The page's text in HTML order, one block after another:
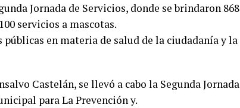
Jornada de Servicios, donde se brindaron 868
servicios a mascotas.
en materia de salud de la ciudadanía y la
Castelán, se llevó a cabo la Segunda Jornada
para La Prevención y.